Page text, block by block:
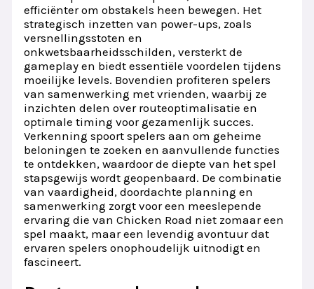
efficiënter om obstakels heen bewegen. Het
strategisch inzetten van power-ups, zoals
versnellingsstoten en
onkwetsbaarheidsschilden, versterkt de
gameplay en biedt essentiële voordelen tijdens
moeilijke levels. Bovendien profiteren spelers
van samenwerking met vrienden, waarbij ze
inzichten delen over routeoptimalisatie en
optimale timing voor gezamenlijk succes.
Verkenning spoort spelers aan om geheime
beloningen te zoeken en aanvullende functies
te ontdekken, waardoor de diepte van het spel
stapsgewijs wordt geopenbaard. De combinatie
van vaardigheid, doordachte planning en
samenwerking zorgt voor een meeslepende
ervaring die van Chicken Road niet zomaar een
spel maakt, maar een levendig avontuur dat
ervaren spelers onophoudelijk uitnodigt en
fascineert.